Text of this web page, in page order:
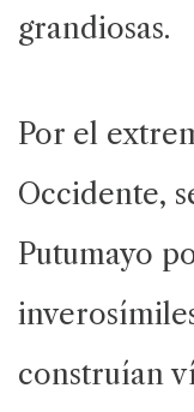
grandiosas.
Por el
Occidente,
Putumayo
construían